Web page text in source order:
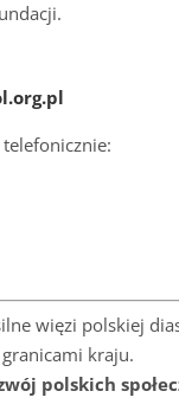
więzi polskiej
kraju.
polskich